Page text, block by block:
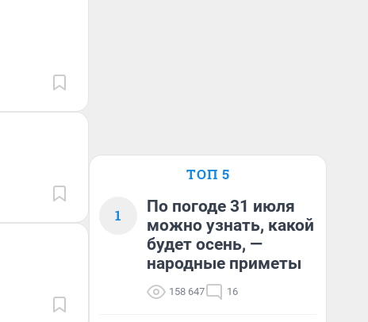
ТОП 5
1
По погоде 31 июля
можно узнать, какой
будет осень, —
народные приметы
158 647 16